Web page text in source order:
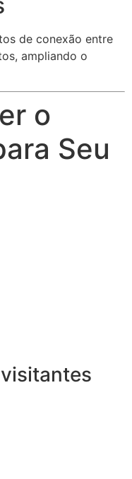
de conexão entre
ampliando o
o
Seu